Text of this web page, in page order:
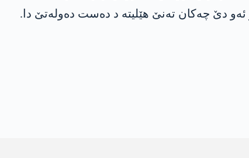
دێ چه‌كان ته‌نێ هێلیته‌ د ده‌ست ده‌وله‌تێ دا.